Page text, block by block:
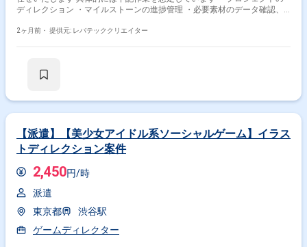
ディレクション ・マイルストーンの進捗管理 ・必要素材のデータ確認、
会議への参加、議事録作成 ・タイトルに関連する各種プロジェクトの補助
2ヶ月前・ 提供元: レバテッククリエイター
【派遣】【美少女アイドル系ソーシャルゲーム】イラス
トディレクション案件
2,450円/時
派遣
東京都
渋谷駅
ゲームディレクター